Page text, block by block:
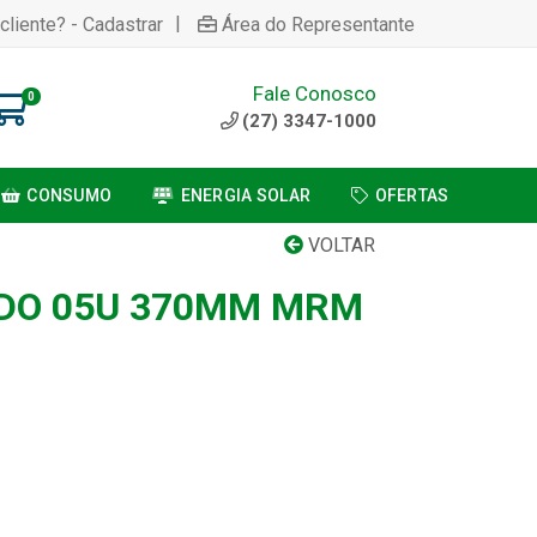
- Cadastrar | Área do Representante
0 Fale Conosco
(27) 3347-1000
CONSUMO ENERGIA SOLAR OFERTAS
VOLTAR
05U 370MM MRM